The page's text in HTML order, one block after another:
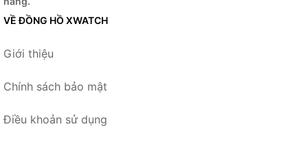
VỀ ĐỒNG HỒ XWATCH
Giới thiệu
Chính sách bảo mật
Điều khoản sử dụng